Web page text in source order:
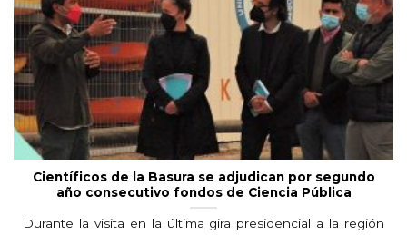
Científicos de la Basura se adjudican por segundo
año consecutivo fondos de Ciencia Pública
Durante la visita en la última gira presidencial a la región